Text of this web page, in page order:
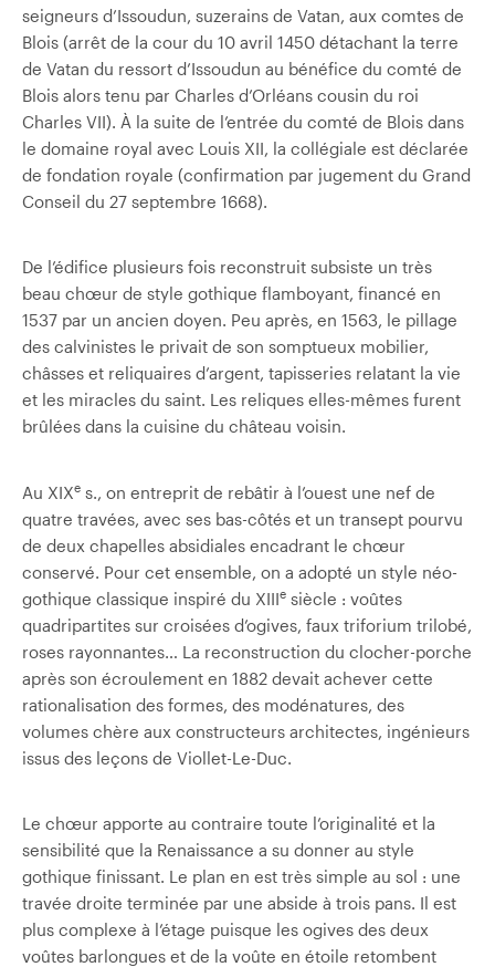
seigneurs d’Issoudun, suzerains de Vatan, aux comtes de
Blois (arrêt de la cour du 10 avril 1450 détachant la terre
de Vatan du ressort d’Issoudun au bénéfice du comté de
Blois alors tenu par Charles d’Orléans cousin du roi
Charles VII). À la suite de l’entrée du comté de Blois dans
le domaine royal avec Louis XII, la collégiale est déclarée
de fondation royale (confirmation par jugement du Grand
Conseil du 27 septembre 1668).
De l’édifice plusieurs fois reconstruit subsiste un très
beau chœur de style gothique flamboyant, financé en
1537 par un ancien doyen. Peu après, en 1563, le pillage
des calvinistes le privait de son somptueux mobilier,
châsses et reliquaires d’argent, tapisseries relatant la vie
et les miracles du saint. Les reliques elles-mêmes furent
brûlées dans la cuisine du château voisin.
Au XIXe s., on entreprit de rebâtir à l’ouest une nef de
quatre travées, avec ses bas-côtés et un transept pourvu
de deux chapelles absidiales encadrant le chœur
conservé. Pour cet ensemble, on a adopté un style néo-
gothique classique inspiré du XIIIe siècle : voûtes
quadripartites sur croisées d’ogives, faux triforium trilobé,
roses rayonnantes… La reconstruction du clocher-porche
après son écroulement en 1882 devait achever cette
rationalisation des formes, des modénatures, des
volumes chère aux constructeurs architectes, ingénieurs
issus des leçons de Viollet-Le-Duc.
Le chœur apporte au contraire toute l’originalité et la
sensibilité que la Renaissance a su donner au style
gothique finissant. Le plan en est très simple au sol : une
travée droite terminée par une abside à trois pans. Il est
plus complexe à l’étage puisque les ogives des deux
voûtes barlongues et de la voûte en étoile retombent